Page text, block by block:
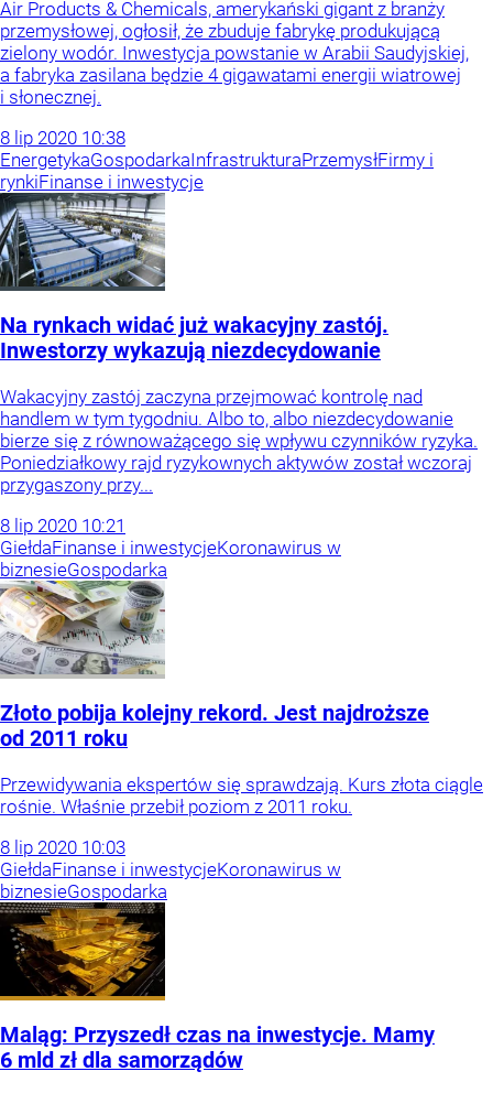
Air Products & Chemicals, amerykański gigant z branży
przemysłowej, ogłosił, że zbuduje fabrykę produkującą
zielony wodór. Inwestycja powstanie w Arabii Saudyjskiej,
a fabryka zasilana będzie 4 gigawatami energii wiatrowej
i słonecznej.
8 lip 2020 10:38
EnergetykaGospodarkaInfrastrukturaPrzemysłFirmy i
rynkiFinanse i inwestycje
Na rynkach widać już wakacyjny zastój.
Inwestorzy wykazują niezdecydowanie
Wakacyjny zastój zaczyna przejmować kontrolę nad
handlem w tym tygodniu. Albo to, albo niezdecydowanie
bierze się z równoważącego się wpływu czynników ryzyka.
Poniedziałkowy rajd ryzykownych aktywów został wczoraj
przygaszony przy...
8 lip 2020 10:21
GiełdaFinanse i inwestycjeKoronawirus w
biznesieGospodarka
Złoto pobija kolejny rekord. Jest najdroższe
od 2011 roku
Przewidywania ekspertów się sprawdzają. Kurs złota ciągle
rośnie. Właśnie przebił poziom z 2011 roku.
8 lip 2020 10:03
GiełdaFinanse i inwestycjeKoronawirus w
biznesieGospodarka
Maląg: Przyszedł czas na inwestycje. Mamy
6 mld zł dla samorządów